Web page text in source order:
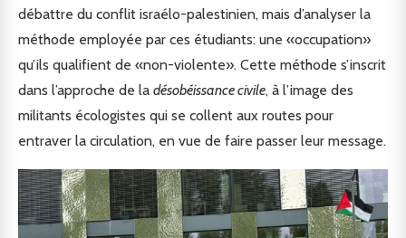
débattre du conflit israélo-palestinien, mais d’analyser la
méthode employée par ces étudiants: une «occupation»
qu’ils qualifient de «non-violente». Cette méthode s’inscrit
dans l’approche de la désobéissance civile, à l’image des
militants écologistes qui se collent aux routes pour
entraver la circulation, en vue de faire passer leur message.